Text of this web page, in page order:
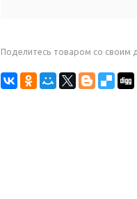
Поделитесь товаром со своим